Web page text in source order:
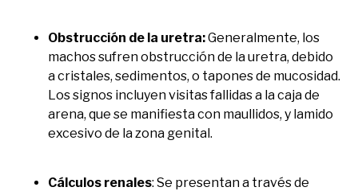
Obstrucción de la uretra:Generalmente, los
machos sufren obstrucción de la uretra, debido
a cristales, sedimentos, o tapones de mucosidad.
Los signos incluyen visitas fallidas a la caja de
arena, que se manifiesta con maullidos, y lamido
excesivo de la zona genital.
Cálculos renales: Se presentan a través de